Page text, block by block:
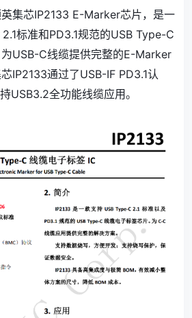
集芯IP2133 E-Marker芯片，是一
标准和PD3.1规范的USB Type-C
USB-C线缆提供完整的E-Marker
IP2133通过了USB-IF PD3.1认
USB3.2全功能线缆应用。